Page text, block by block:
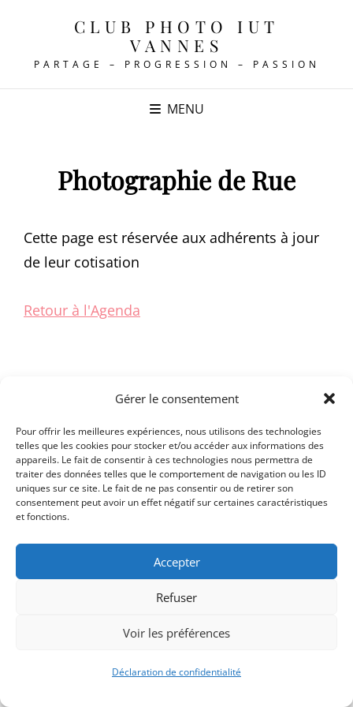
Gérer le consentement
Pour offrir les meilleures expériences, nous utilisons des technologies
telles que les cookies pour stocker et/ou accéder aux informations des
appareils. Le fait de consentir à ces technologies nous permettra de
traiter des données telles que le comportement de navigation ou les ID
uniques sur ce site. Le fait de ne pas consentir ou de retirer son
consentement peut avoir un effet négatif sur certaines caractéristiques
et fonctions.
Accepter
Refuser
Voir les préférences
Déclaration de confidentialité
CLUB PHOTO IUT
VANNES
PARTAGE – PROGRESSION – PASSION
MENU
Photographie de Rue
Cette page est réservée aux adhérents à jour
de leur cotisation
Retour à l'Agenda
Signify-Child ByClub Photo IUT Vannes @2025